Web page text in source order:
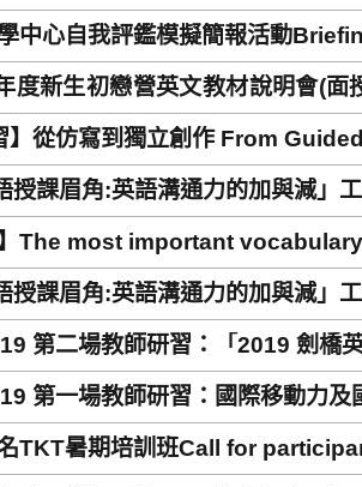
中心自我評鑑模擬簡報活動
度新生初戀營英文教材說明會(
English camp English
】從仿寫到獨立創作 From
授課眉角:英語溝通力的加與減」
】The most important
授課眉角:英語溝通力的加與減」
第二場教師研習：「2019 劍橋
第一場教師研習：國際移動力
名TKT暑期培訓班Call for